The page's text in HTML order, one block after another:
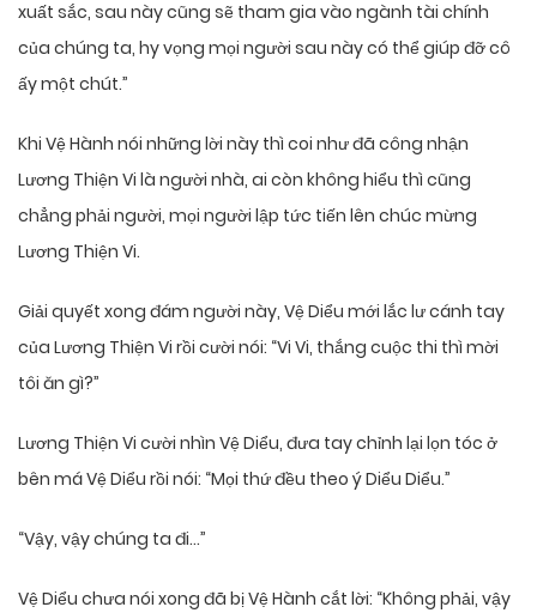
xuất sắc, sau này cũng sẽ tham gia vào ngành tài chính
của chúng ta, hy vọng mọi người sau này có thể giúp đỡ cô
ấy một chút.”
Khi Vệ Hành nói những lời này thì coi như đã công nhận
Lương Thiện Vi là người nhà, ai còn không hiểu thì cũng
chẳng phải người, mọi người lập tức tiến lên chúc mừng
Lương Thiện Vi.
Giải quyết xong đám người này, Vệ Diểu mới lắc lư cánh tay
của Lương Thiện Vi rồi cười nói: “Vi Vi, thắng cuộc thi thì mời
tôi ăn gì?”
Lương Thiện Vi cười nhìn Vệ Diểu, đưa tay chỉnh lại lọn tóc ở
bên má Vệ Diểu rồi nói: “Mọi thứ đều theo ý Diểu Diểu.”
“Vậy, vậy chúng ta đi…”
Vệ Diểu chưa nói xong đã bị Vệ Hành cắt lời: “Không phải, vậy